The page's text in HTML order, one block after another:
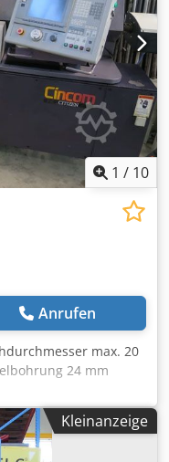
Antriebsleistung
Cutting speed 15 –
je Hub Material feed
mehfach
mm Gewicht der
Alle Angaben ohne
/ Accessories -
Länge / roller
– some bands -
1 / 10
Anrufen
max. 20
24 mm
mit 10 Positionen,
Alommdacjysha
Kleinanzeige